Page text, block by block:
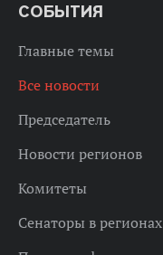
СОБЫТИЯ
Главные темы
Все новости
Председатель
Новости регионов
Комитеты
Сенаторы в регионах